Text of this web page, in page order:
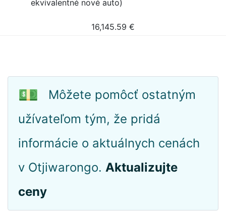
ekvivalentné nové auto)
16,145.59 €
💵
Môžete pomôcť ostatným
užívateľom tým, že pridá
informácie o aktuálnych cenách
v Otjiwarongo. Aktualizujte
ceny